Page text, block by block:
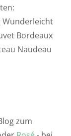
Wunderleicht
Bordeaux
Naudeau
zum